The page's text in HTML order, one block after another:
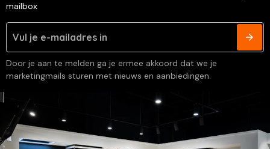
mailbox
Door je aan te melden ga je ermee akkoord dat we je
marketingmails sturen met nieuws en aanbiedingen.